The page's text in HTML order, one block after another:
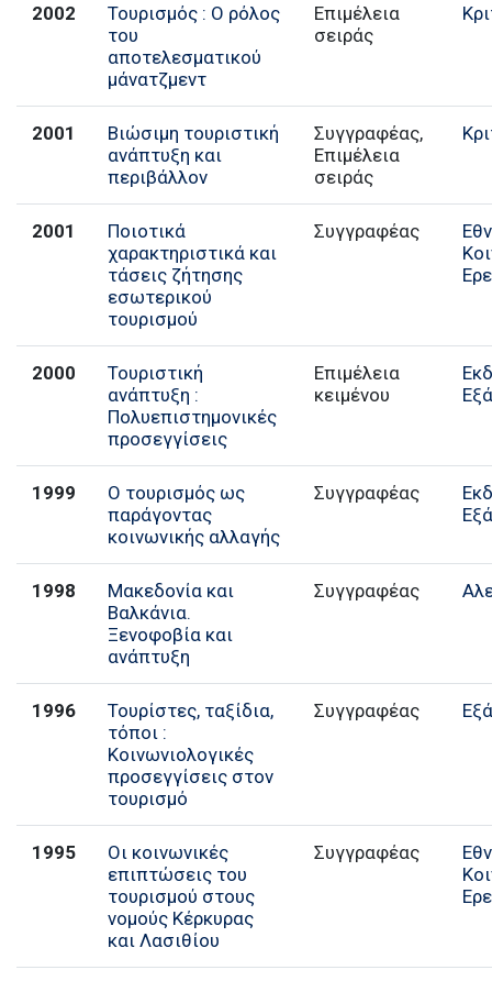
2002
Τουρισμός : Ο ρόλος
του
αποτελεσματικού
μάνατζμεντ
Επιμέλεια
σειράς
2001
Βιώσιμη τουριστική
ανάπτυξη και
περιβάλλον
Συγγραφέας,
Επιμέλεια
σειράς
2001
Ποιοτικά
χαρακτηριστικά και
τάσεις ζήτησης
εσωτερικού
τουρισμού
Συγγραφέας
2000
Τουριστική
ανάπτυξη :
Πολυεπιστημονικές
προσεγγίσεις
Επιμέλεια
κειμένου
1999
Ο τουρισμός ως
παράγοντας
κοινωνικής αλλαγής
Συγγραφέας
1998
Μακεδονία και
Βαλκάνια.
Ξενοφοβία και
ανάπτυξη
Συγγραφέας
1996
Τουρίστες, ταξίδια,
τόποι :
Κοινωνιολογικές
προσεγγίσεις στον
τουρισμό
Συγγραφέας
1995
Οι κοινωνικές
επιπτώσεις του
τουρισμού στους
νομούς Κέρκυρας
και Λασιθίου
Συγγραφέας